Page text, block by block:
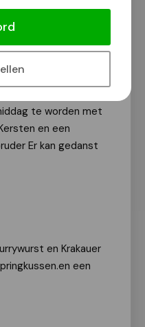
het
omgetoverd
sferen!
te worden met
en een
Er kan gedanst
en Krakauer
een